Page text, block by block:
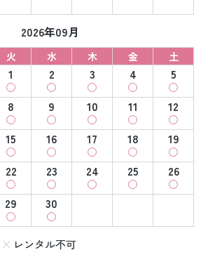
2026年09月
火 水 木 金 土
1 2 3 4
5
8 9 10 11
12
15 16 17 18
19
22 23 24 25
26
29 30
レンタル不可